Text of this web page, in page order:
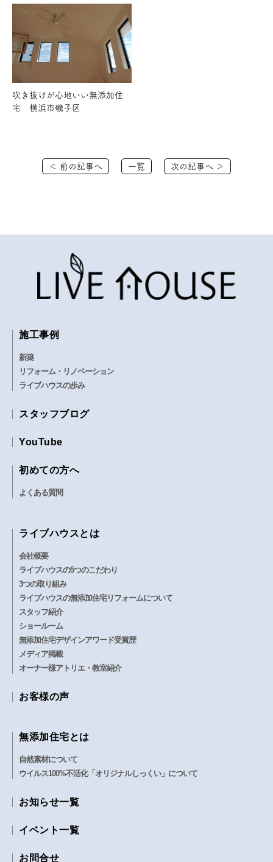
吹き抜けが心地いい無添加住
宅 横浜市磯子区
＜ 前の記事へ 一覧 次の記事へ ＞
施工事例
新築
リフォーム・リノベーション
ライブハウスの歩み
スタッフブログ
YouTube
初めての方へ
よくある質問
ライブハウスとは
会社概要
ライブハウスの5つのこだわり
3つの取り組み
ライブハウスの無添加住宅リフォームについて
スタッフ紹介
ショールーム
無添加住宅デザインアワード受賞歴
メディア掲載
オーナー様アトリエ・教室紹介
お客様の声
無添加住宅とは
自然素材について
ウイルス100%不活化「オリジナルしっくい」について
お知らせ一覧
イベント一覧
お問合せ